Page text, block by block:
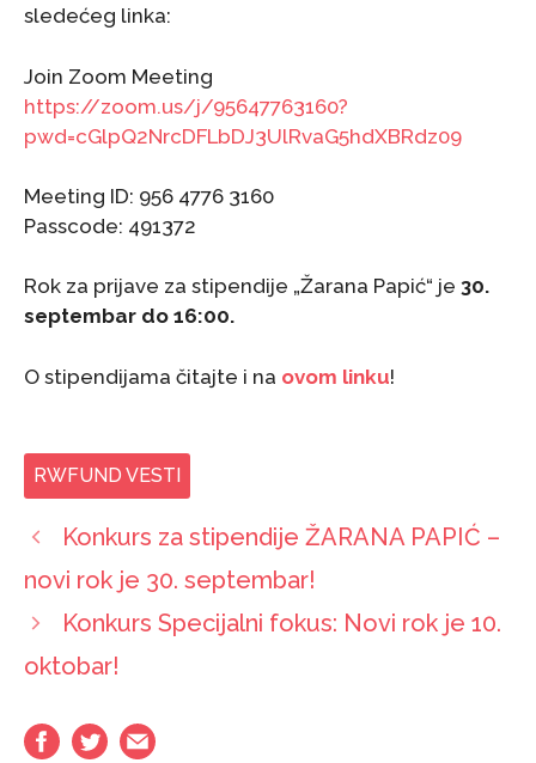
sledećeg linka:
Join Zoom Meeting
https://zoom.us/j/95647763160?
pwd=cGlpQ2NrcDFLbDJ3UlRvaG5hdXBRdz09
Meeting ID: 956 4776 3160
Passcode: 491372
Rok za prijave za stipendije „Žarana Papić“ je 30.
septembar do 16:00.
O stipendijama čitajte i na ovom linku!
RWFUND VESTI
Konkurs za stipendije ŽARANA PAPIĆ –
novi rok je 30. septembar!
Konkurs Specijalni fokus: Novi rok je 10.
oktobar!